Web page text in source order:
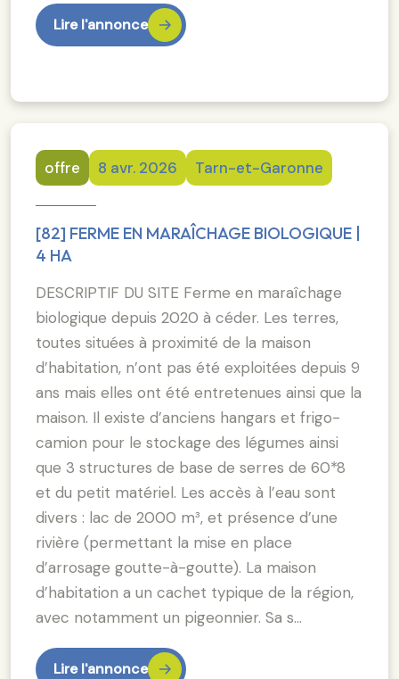
Lire l'annonce
offre 8 avr. 2026 Tarn-et-Garonne
[82] FERME EN MARAÎCHAGE BIOLOGIQUE |
4 HA
DESCRIPTIF DU SITE Ferme en maraîchage
biologique depuis 2020 à céder. Les terres,
toutes situées à proximité de la maison
d’habitation, n’ont pas été exploitées depuis 9
ans mais elles ont été entretenues ainsi que la
maison. Il existe d’anciens hangars et frigo-
camion pour le stockage des légumes ainsi
que 3 structures de base de serres de 60*8
et du petit matériel. Les accès à l’eau sont
divers : lac de 2000 m³, et présence d’une
rivière (permettant la mise en place
d’arrosage goutte-à-goutte). La maison
d’habitation a un cachet typique de la région,
avec notamment un pigeonnier. Sa s…
Lire l'annonce